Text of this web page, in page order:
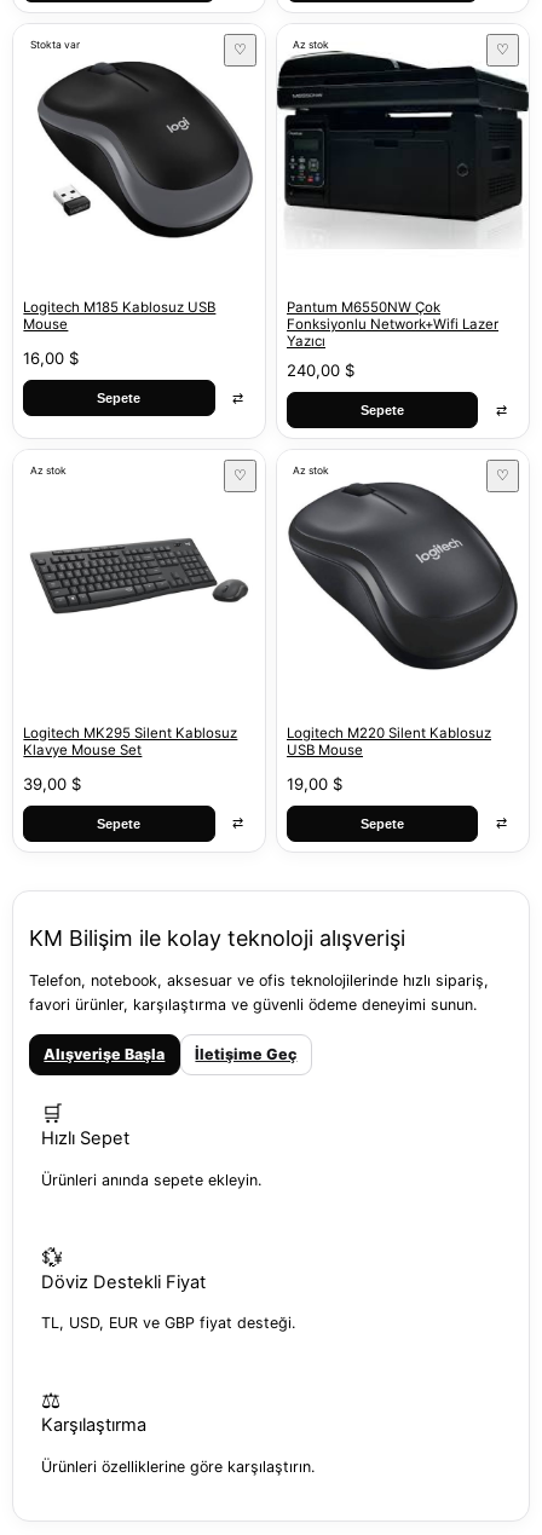
Stokta var ♡
Logitech M185 Kablosuz USB
Mouse
16,00 $
Sepete ⇄
Az stok ♡
Pantum M6550NW Çok
Fonksiyonlu Network+Wifi Lazer
Yazıcı
240,00 $
Sepete ⇄
Az stok ♡
Logitech MK295 Silent Kablosuz
Klavye Mouse Set
39,00 $
Sepete ⇄
Az stok ♡
Logitech M220 Silent Kablosuz
USB Mouse
19,00 $
Sepete ⇄
KM Bilişim ile kolay teknoloji alışverişi
Telefon, notebook, aksesuar ve ofis teknolojilerinde hızlı sipariş,
favori ürünler, karşılaştırma ve güvenli ödeme deneyimi sunun.
Alışverişe Başla İletişime Geç
🛒
Hızlı Sepet
Ürünleri anında sepete ekleyin.
💱
Döviz Destekli Fiyat
TL, USD, EUR ve GBP fiyat desteği.
⚖️
Karşılaştırma
Ürünleri özelliklerine göre karşılaştırın.